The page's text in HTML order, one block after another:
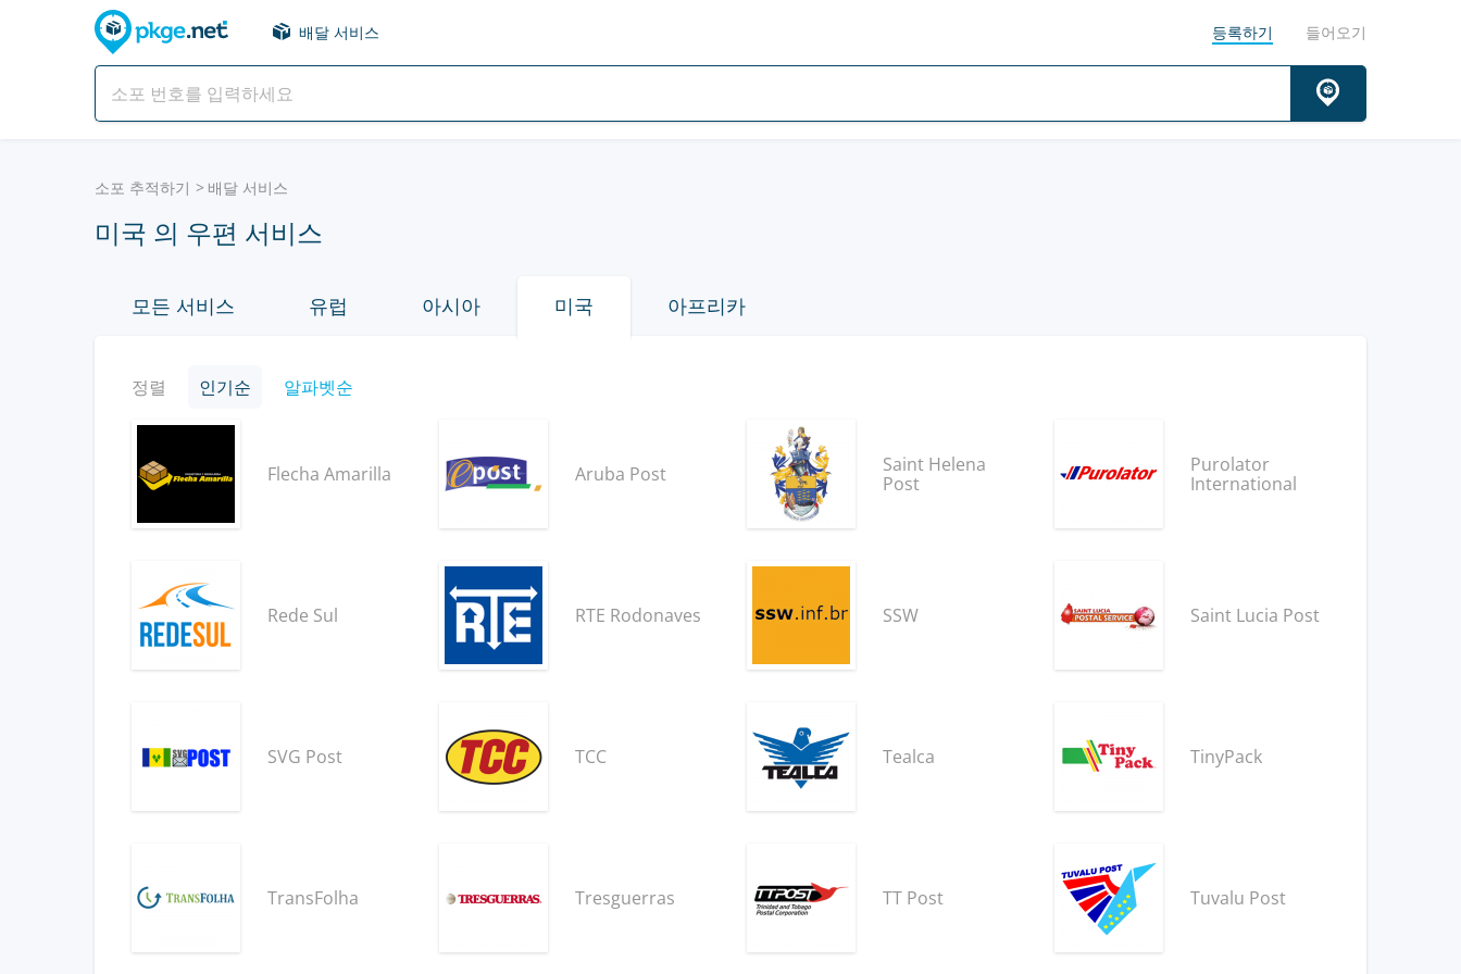
배달 서비스 등록하기 들어오기
소포 추적하기 배달 서비스
미국 의 우편 서비스
모든 서비스 유럽 아시아 미국 아프리카
정렬 인기순 알파벳순
Flecha Amarilla Aruba Post
Saint Helena
Post
Purolator
International
Rede Sul RTE Rodonaves SSW Saint Lucia Post
SVG Post TCC Tealca TinyPack
TransFolha Tresguerras TT Post Tuvalu Post